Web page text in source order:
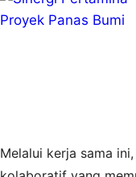
Melalui kerja sama